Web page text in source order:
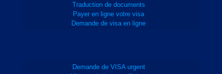
Traduction de documents
Payer en ligne votre visa
Demande de visa en ligne
Demande de VISA urgent